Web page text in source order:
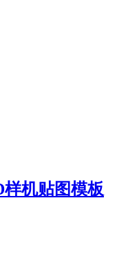
样机贴图模板